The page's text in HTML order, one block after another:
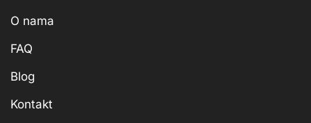
O nama
FAQ
Blog
Kontakt